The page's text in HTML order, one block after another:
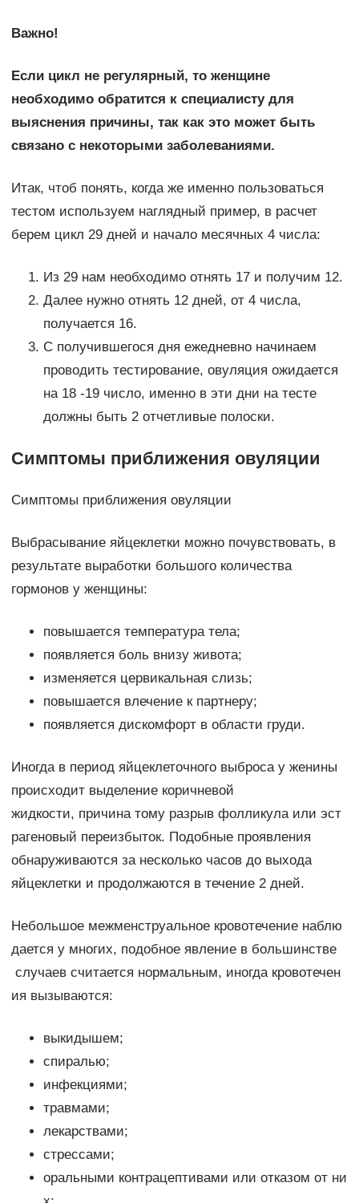
Важно!
Если цикл не регулярный, то женщине
необходимо обратится к специалисту для
выяснения причины, так как это может быть
связано с некоторыми заболеваниями.
Итак, чтоб понять, когда же именно пользоваться
тестом используем наглядный пример, в расчет
берем цикл 29 дней и начало месячных 4 числа:
Из 29 нам необходимо отнять 17 и получим 12.
Далее нужно отнять 12 дней, от 4 числа,
получается 16.
С получившегося дня ежедневно начинаем
проводить тестирование, овуляция ожидается
на 18 -19 число, именно в эти дни на тесте
должны быть 2 отчетливые полоски.
Симптомы приближения овуляции
Симптомы приближения овуляции
Выбрасывание яйцеклетки можно почувствовать, в
результате выработки большого количества
гормонов у женщины:
повышается температура тела;
появляется боль внизу живота;
изменяется цервикальная слизь;
повышается влечение к партнеру;
появляется дискомфорт в области груди.
Иногда в период яйцеклеточного выброса у женины
происходит выделение коричневой
жидкости, причина тому разрыв фолликула или эст
рагеновый переизбыток. Подобные проявления
обнаруживаются за несколько часов до выхода
яйцеклетки и продолжаются в течение 2 дней.
Небольшое межменструальное кровотечение наблю
дается у многих, подобное явление в большинстве
случаев считается нормальным, иногда кровотечен
ия вызываются:
выкидышем;
спиралью;
инфекциями;
травмами;
лекарствами;
стрессами;
оральными контрацептивами или отказом от ни